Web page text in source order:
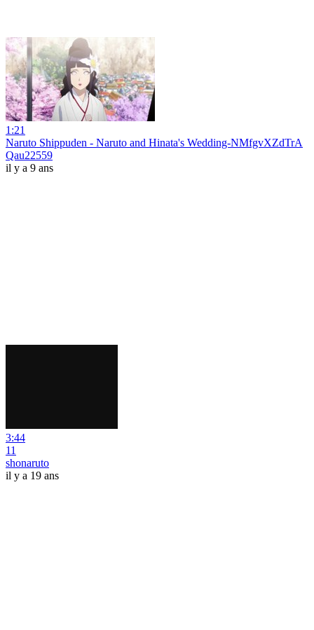
1:21
Naruto Shippuden - Naruto and Hinata's Wedding-NMfgvXZdTrA
Qau22559
il y a 9 ans
3:44
11
shonaruto
il y a 19 ans